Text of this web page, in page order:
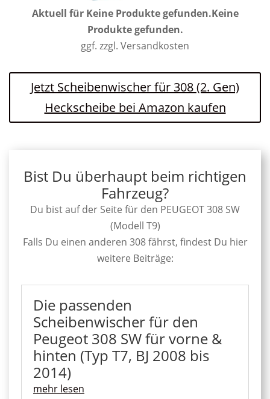
Aktuell für Keine Produkte gefunden.Keine
Produkte gefunden.
ggf. zzgl. Versandkosten
Jetzt Scheibenwischer für 308 (2. Gen)
Heckscheibe bei Amazon kaufen
Bist Du überhaupt beim richtigen
Fahrzeug?
Du bist auf der Seite für den PEUGEOT 308 SW
(Modell T9)
Falls Du einen anderen 308 fährst, findest Du hier
weitere Beiträge:
Die passenden
Scheibenwischer für den
Peugeot 308 SW für vorne &
hinten (Typ T7, BJ 2008 bis
2014)
mehr lesen